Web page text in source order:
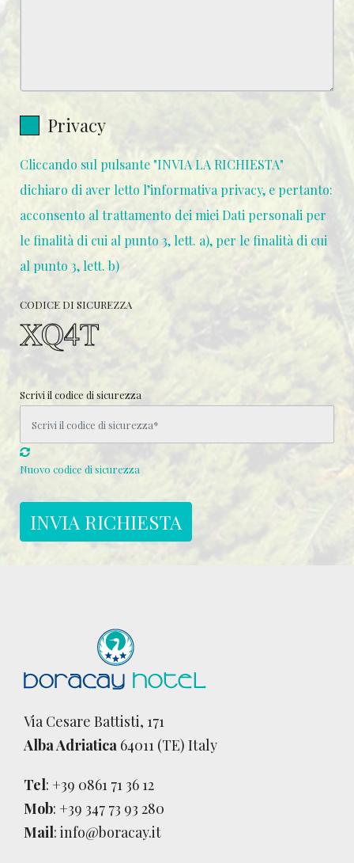
Privacy
Cliccando sul pulsante "INVIA LA RICHIESTA"
dichiaro di aver letto l’informativa privacy, e pertanto:
acconsento al trattamento dei miei Dati personali per
le finalità di cui al punto 3, lett. a), per le finalità di cui
al punto 3, lett. b)
CODICE DI SICUREZZA
Scrivi il codice di sicurezza
Nuovo codice di sicurezza
Via Cesare Battisti, 171
Alba Adriatica 64011 (TE) Italy
Tel: +39 0861 71 36 12
Mob: +39 347 73 93 280
Mail: info@boracay.it